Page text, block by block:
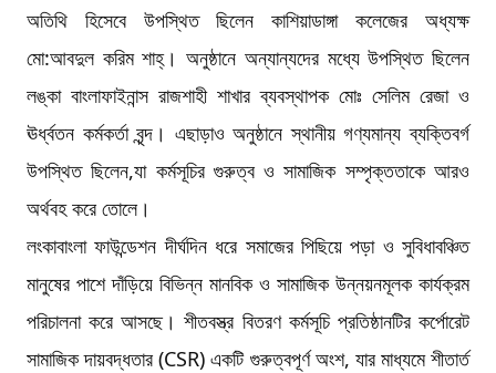
অতিথি হিসেবে উপস্থিত ছিলেন কাশিয়াডাঙ্গা কলেজের অধ্যক্ষ
মো:আবদুল করিম শাহ্। অনুষ্ঠানে অন্যান্যদের মধ্যে উপস্থিত ছিলেন
লঙ্কা বাংলাফাইনান্স রাজশাহী শাখার ব্যবস্থাপক মোঃ সেলিম রেজা ও
ঊর্ধ্বতন কর্মকর্তা বৃন্দ। এছাড়াও অনুষ্ঠানে স্থানীয় গণ্যমান্য ব্যক্তিবর্গ
উপস্থিত ছিলেন,যা কর্মসূচির গুরুত্ব ও সামাজিক সম্পৃক্ততাকে আরও
অর্থবহ করে তোলে।
লংকাবাংলা ফাউন্ডেশন দীর্ঘদিন ধরে সমাজের পিছিয়ে পড়া ও সুবিধাবঞ্চিত
মানুষের পাশে দাঁড়িয়ে বিভিন্ন মানবিক ও সামাজিক উন্নয়নমূলক কার্যক্রম
পরিচালনা করে আসছে। শীতবস্ত্র বিতরণ কর্মসূচি প্রতিষ্ঠানটির কর্পোরেট
সামাজিক দায়বদ্ধতার (CSR) একটি গুরুত্বপূর্ণ অংশ, যার মাধ্যমে শীতার্ত